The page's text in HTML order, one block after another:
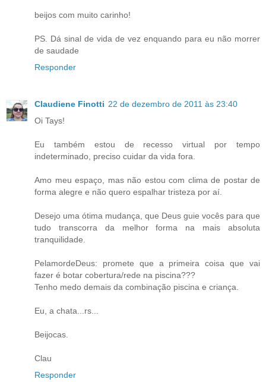
beijos com muito carinho!
PS. Dá sinal de vida de vez enquando para eu não morrer
de saudade
Responder
Claudiene Finotti 22 de dezembro de 2011 às 23:40
Oi Tays!
Eu também estou de recesso virtual por tempo
indeterminado, preciso cuidar da vida fora.
Amo meu espaço, mas não estou com clima de postar de
forma alegre e não quero espalhar tristeza por aí.
Desejo uma ótima mudança, que Deus guie vocês para que
tudo transcorra da melhor forma na mais absoluta
tranquilidade.
PelamordeDeus: promete que a primeira coisa que vai
fazer é botar cobertura/rede na piscina???
Tenho medo demais da combinação piscina e criança.
Eu, a chata...rs...
Beijocas.
Clau
Responder